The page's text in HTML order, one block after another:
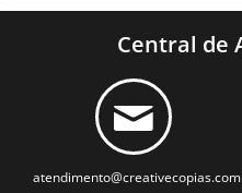
R$1.999,00
R$333,17 no cartão
Central de